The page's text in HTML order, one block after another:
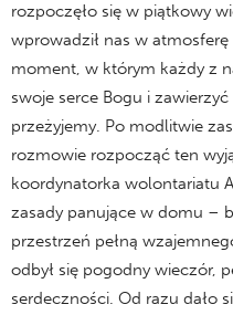
rozpoczęło się w piątkowy
wprowadził nas w
moment, w którym każdy z
swoje serce Bogu i
przeżyjemy. Po modlitwie
rozmowie rozpocząć ten
koordynatorka wolontariatu
zasady panujące w domu –
przestrzeń pełną
odbył się pogodny wieczór,
serdeczności. Od razu dało